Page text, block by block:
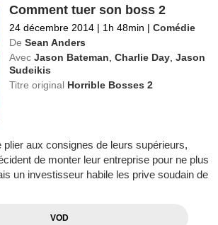
Comment tuer son boss 2
24 décembre 2014 | 1h 48min | Comédie
De Sean Anders
Avec Jason Bateman ,Charlie Day ,Jason
Sudeikis
Titre original Horrible Bosses 2
aux consignes de leurs supérieurs,
de monter leur entreprise pour ne plus
un investisseur habile les prive soudain de
VOD